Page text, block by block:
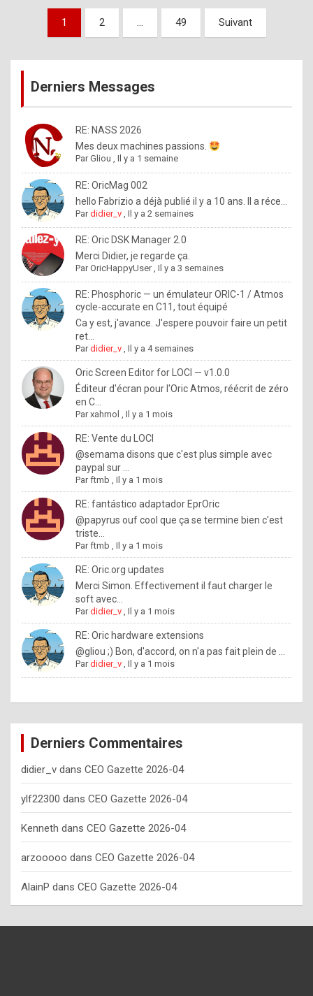
a
%
a
d
e
b
y
R
o
l
e
.
I
f
y
u
w
a
n
t
o
n
o
w
h
o
w
o
t
e
n
y
o
u
s
h
Pagination
publications
1 2 … 49 Suivant
Derniers Messages
RE: NASS 2026
Mes deux machines passions.
ParGliou ,Il y a 1 semaine
RE: OricMag 002
hello Fabrizio a déjà publié il y a 10 ans. Il a réce...
Pardidier_v ,Il y a 2 semaines
RE: Oric DSK Manager 2.0
Merci Didier, je regarde ça.
ParOricHappyUser,Il y a 3 semaines
RE: Phosphoric — un émulateur ORIC-1 / Atmos
cycle-accurate en C11, tout équipé
Ca y est, j'avance. J'espere pouvoir faire un petit
ret...
Pardidier_v ,Il y a 4 semaines
Oric Screen Editor for LOCI — v1.0.0
Éditeur d'écran pour l'Oric Atmos, réécrit de zéro
en C...
Parxahmol ,Il y a 1 mois
RE: Vente du LOCI
@semama disons que c'est plus simple avec
paypal sur ...
Parftmb ,Il y a 1 mois
RE: fantástico adaptador EprOric
@papyrus ouf cool que ça se termine bien c'est
triste...
Parftmb ,Il y a 1 mois
RE: Oric.org updates
Merci Simon. Effectivement il faut charger le
soft avec...
Pardidier_v ,Il y a 1 mois
RE: Oric hardware extensions
@gliou ;) Bon, d'accord, on n'a pas fait plein de ...
Pardidier_v ,Il y a 1 mois
Derniers Commentaires
didier_v dans CEO Gazette 2026-04
ylf22300 dans CEO Gazette 2026-04
Kenneth dans CEO Gazette 2026-04
arzooooo dans CEO Gazette 2026-04
AlainP dans CEO Gazette 2026-04